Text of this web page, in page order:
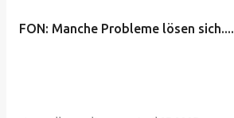
FON: Manche Probleme lösen sich....